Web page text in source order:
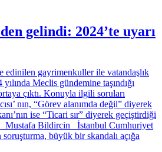
gelindi: 2024’te uyarı
edinilen gayrimenkuller ile vatandaşlık
Meclis gündemine taşındığı
çıktı. Konuyla ilgili soruları
nın, “Görev alanımda değil” diyerek
ise “Ticari sır” diyerek geçiştirdiği
Mustafa Bildircin İstanbul Cumhuriyet
soruşturma, büyük bir skandalı açığa